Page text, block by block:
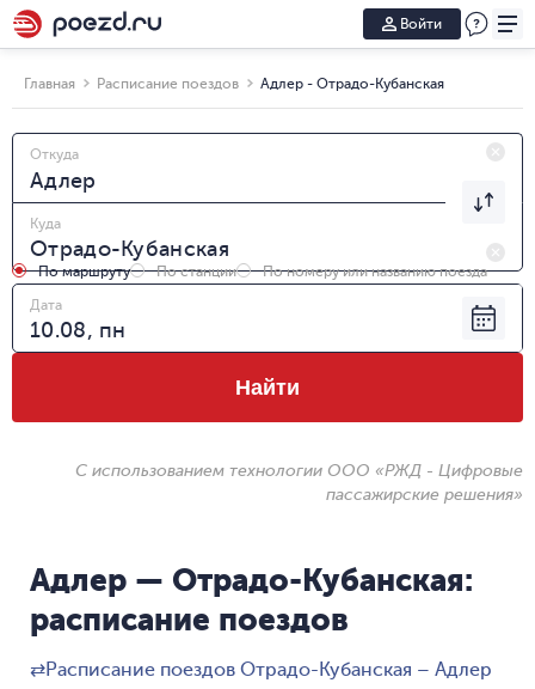
Войти
Главная Расписание поездов Адлер - Отрадо-Кубанская
Откуда
Куда
По маршруту По станции
По номеру или названию поезда
Дата
Найти
С использованием технологии ООО «РЖД - Цифровые
пассажирские решения»
Адлер — Отрадо-Кубанская:
расписание поездов
⇄Расписание поездов Отрадо-Кубанская – Адлер